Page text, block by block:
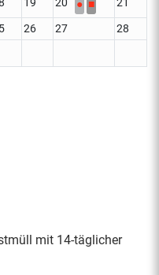
● ■
26 27
28
mit 14-täglicher